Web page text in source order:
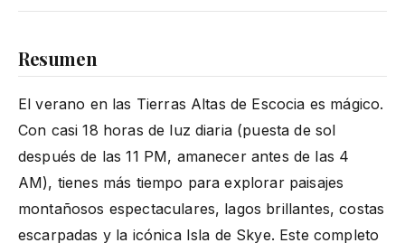
Resumen
El verano en las Tierras Altas de Escocia es mágico.
Con casi 18 horas de luz diaria (puesta de sol
después de las 11 PM, amanecer antes de las 4
AM), tienes más tiempo para explorar paisajes
montañosos espectaculares, lagos brillantes, costas
escarpadas y la icónica Isla de Skye. Este completo